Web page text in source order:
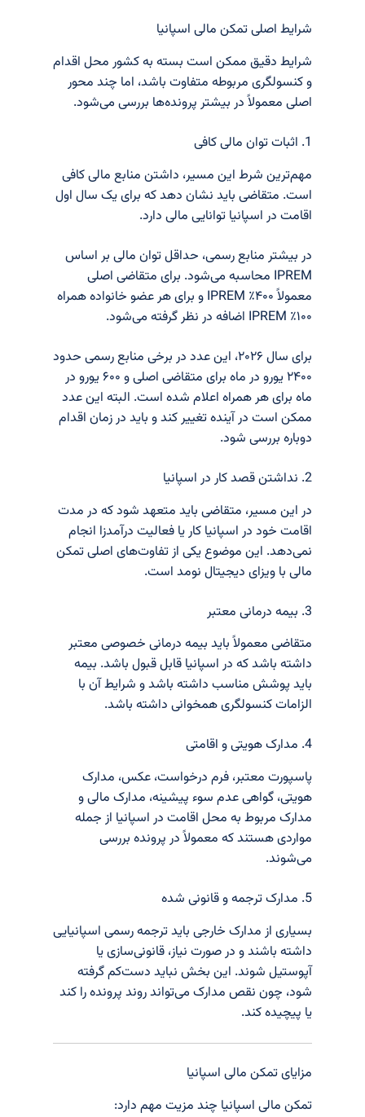
شرایط اصلی تمکن مالی اسپانیا
شرایط دقیق ممکن است بسته به کشور محل اقدام
و کنسولگری مربوطه متفاوت باشد، اما چند محور
اصلی معمولاً در بیشتر پرونده‌ها بررسی می‌شود.
مهم‌ترین شرط این مسیر، داشتن منابع مالی کافی
است. متقاضی باید نشان دهد که برای یک سال اول
اقامت در اسپانیا توانایی مالی دارد.
در بیشتر منابع رسمی، حداقل توان مالی بر اساس
IPREM محاسبه می‌شود. برای متقاضی اصلی
معمولاً ۴۰۰٪ IPREM و برای هر عضو خانواده همراه
برای سال ۲۰۲۶، این عدد در برخی منابع رسمی حدود
۲۴۰۰ یورو در ماه برای متقاضی اصلی و ۶۰۰ یورو در
ماه برای هر همراه اعلام شده است. البته این عدد
ممکن است در آینده تغییر کند و باید در زمان اقدام
دوباره بررسی شود.
در این مسیر، متقاضی باید متعهد شود که در مدت
اقامت خود در اسپانیا کار یا فعالیت درآمدزا انجام
نمی‌دهد. این موضوع یکی از تفاوت‌های اصلی تمکن
مالی با ویزای دیجیتال نومد است.
متقاضی معمولاً باید بیمه درمانی خصوصی معتبر
داشته باشد که در اسپانیا قابل قبول باشد. بیمه
باید پوشش مناسب داشته باشد و شرایط آن با
الزامات کنسولگری همخوانی داشته باشد.
پاسپورت معتبر، فرم درخواست، عکس، مدارک
هویتی، گواهی عدم سوء پیشینه، مدارک مالی و
مدارک مربوط به محل اقامت در اسپانیا از جمله
مواردی هستند که معمولاً در پرونده بررسی
می‌شوند.
بسیاری از مدارک خارجی باید ترجمه رسمی اسپانیایی
داشته باشند و در صورت نیاز، قانونی‌سازی یا
آپوستیل شوند. این بخش نباید دست‌کم گرفته
شود، چون نقص مدارک می‌تواند روند پرونده را کند
یا پیچیده کند.
مزایای تمکن مالی اسپانیا
تمکن مالی اسپانیا چند مزیت مهم دارد: